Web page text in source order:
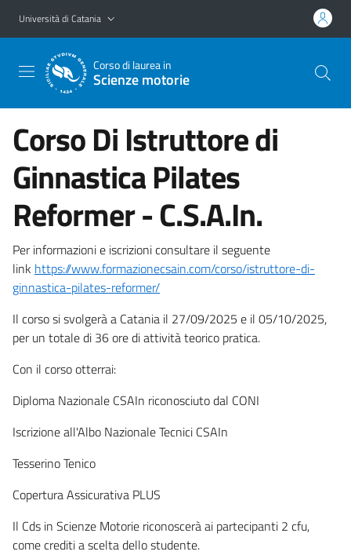
Vai al contenuto principale
Vai al menu di navigazione
Università di Catania
Corso di laurea in
Scienze motorie
Corso Di Istruttore di
Ginnastica Pilates
Reformer - C.S.A.In.
Per informazioni e iscrizioni consultare il seguente
link https://www.formazionecsain.com/corso/istruttore-di-
ginnastica-pilates-reformer/
Il corso si svolgerà a Catania il 27/09/2025 e il 05/10/2025,
per un totale di 36 ore di attività teorico pratica.
Con il corso otterrai:
Diploma Nazionale CSAIn riconosciuto dal CONI
Iscrizione all'Albo Nazionale Tecnici CSAIn
Tesserino Tenico
Copertura Assicurativa PLUS
Il Cds in Scienze Motorie riconoscerà ai partecipanti 2 cfu,
come crediti a scelta dello studente.